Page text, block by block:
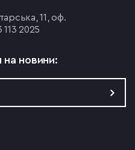
11, оф.
113 2025
на новини: